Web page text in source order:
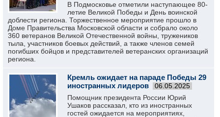
В Подмосковье отметили наступающее 80-
летие Великой Победы и День воинской
доблести региона. Торжественное мероприятие прошло в
Доме Правительства Московской области и собрало около
360 ветеранов Великой Отечественной войны, тружеников
тыла, участников боевых действий, а также членов семей
погибших бойцов и представителей ветеранских организаций
региона.
Кремль ожидает на параде Победы 29
иностранных лидеров
06.05.2025
Помощник президента России Юрий
Ушаков рассказал, кто из иностранных
гостей ожидается на мероприятиях,